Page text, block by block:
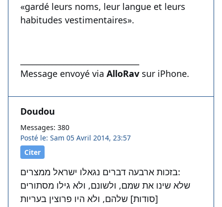
«gardé leurs noms, leur langue et leurs
habitudes vestimentaires».
Message envoyé via AlloRav sur iPhone.
Doudou
Messages: 380
Posté le: Sam 05 Avril 2014, 23:57
Citer
בזכות ארבעה דברים נגאלו ישראל ממצרים:
שלא שינו את שמם, ולשונם, ולא גילו מסתורים
[סודות] שלהם, ולא היו פרוצין בעריות